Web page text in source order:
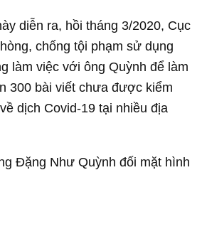
diễn ra, hồi tháng 3/2020, Cục
chống tội phạm sử dụng
làm việc với ông Quỳnh để làm
300 bài viết chưa được kiểm
dịch Covid-19 tại nhiều địa
Đặng Như Quỳnh đối mặt hình